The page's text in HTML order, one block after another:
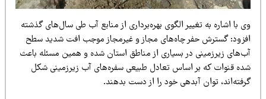
با اشاره به تغییر الگوی بهره‌برداری از منابع آب طی سال‌های گذشته
گسترش حفر چاه‌های مجاز و غیرمجاز موجب افت شدید سطح
زیرزمینی در بسیاری از مناطق استان شده و همین مسئله باعث
قنوات که بر اساس تعادل طبیعی سفره‌های آب زیرزمینی شکل
توان آبدهی خود را از دست بدهند.